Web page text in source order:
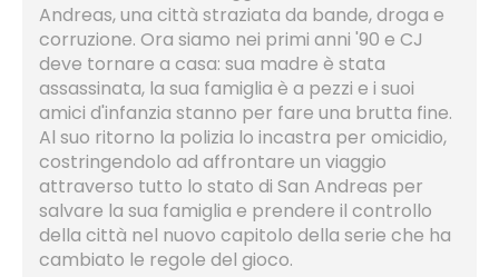
Andreas, una città straziata da bande, droga e
corruzione. Ora siamo nei primi anni '90 e CJ
deve tornare a casa: sua madre è stata
assassinata, la sua famiglia è a pezzi e i suoi
amici d'infanzia stanno per fare una brutta fine.
Al suo ritorno la polizia lo incastra per omicidio,
costringendolo ad affrontare un viaggio
attraverso tutto lo stato di San Andreas per
salvare la sua famiglia e prendere il controllo
della città nel nuovo capitolo della serie che ha
cambiato le regole del gioco.